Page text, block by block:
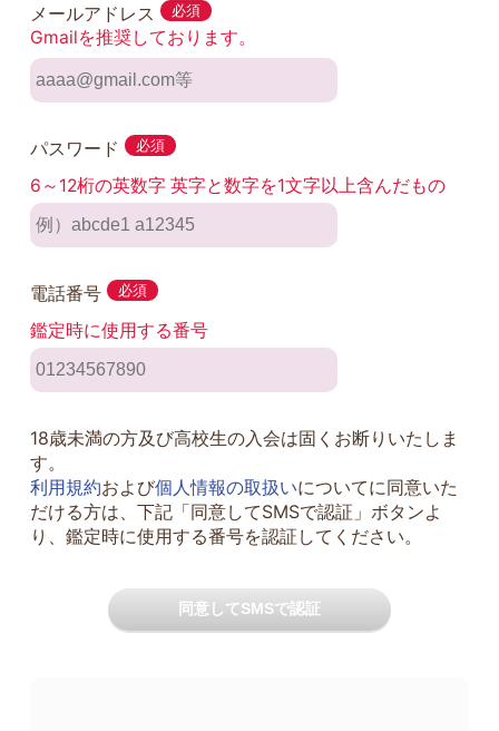
メールアドレス 必須
Gmailを推奨しております。
パスワード 必須
6～12桁の英数字 英字と数字を1文字以上含んだもの
電話番号 必須
鑑定時に使用する番号
18歳未満の方及び高校生の入会は固くお断りいたしま
す。
利用規約および個人情報の取扱いについてに同意いた
だける方は、下記「同意してSMSで認証」ボタンよ
り、鑑定時に使用する番号を認証してください。
同意してSMSで認証